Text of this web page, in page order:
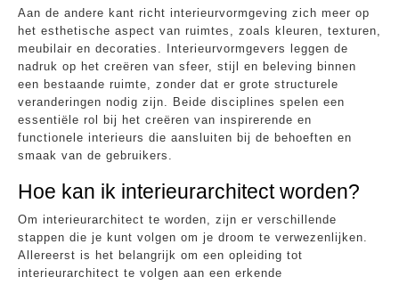
Aan de andere kant richt interieurvormgeving zich meer op
het esthetische aspect van ruimtes, zoals kleuren, texturen,
meubilair en decoraties. Interieurvormgevers leggen de
nadruk op het creëren van sfeer, stijl en beleving binnen
een bestaande ruimte, zonder dat er grote structurele
veranderingen nodig zijn. Beide disciplines spelen een
essentiële rol bij het creëren van inspirerende en
functionele interieurs die aansluiten bij de behoeften en
smaak van de gebruikers.
Hoe kan ik interieurarchitect worden?
Om interieurarchitect te worden, zijn er verschillende
stappen die je kunt volgen om je droom te verwezenlijken.
Allereerst is het belangrijk om een opleiding tot
interieurarchitect te volgen aan een erkende